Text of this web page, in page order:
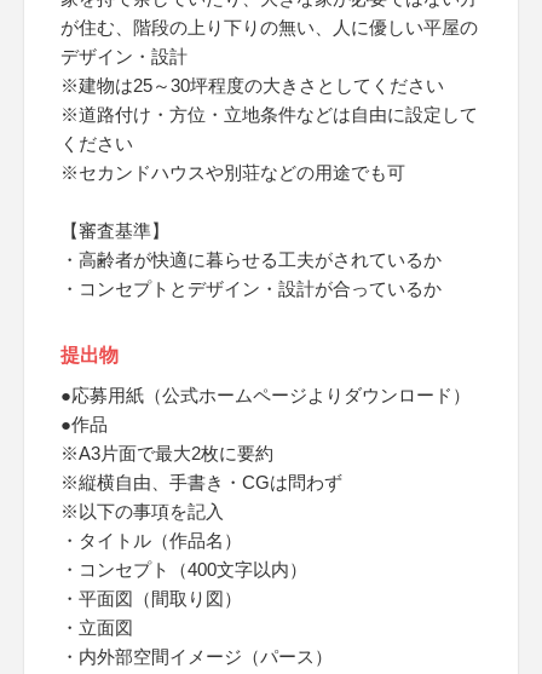
が住む、階段の上り下りの無い、人に優しい平屋の
デザイン・設計
※建物は25～30坪程度の大きさとしてください
※道路付け・方位・立地条件などは自由に設定して
ください
※セカンドハウスや別荘などの用途でも可
【審査基準】
・高齢者が快適に暮らせる工夫がされているか
・コンセプトとデザイン・設計が合っているか
提出物
●応募用紙（公式ホームページよりダウンロード）
●作品
※A3片面で最大2枚に要約
※縦横自由、手書き・CGは問わず
※以下の事項を記入
・タイトル（作品名）
・コンセプト（400文字以内）
・平面図（間取り図）
・立面図
・内外部空間イメージ（パース）